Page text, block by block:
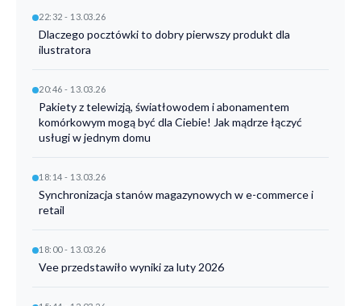
22:32 - 13.03.26
Dlaczego pocztówki to dobry pierwszy produkt dla
ilustratora
20:46 - 13.03.26
Pakiety z telewizją, światłowodem i abonamentem
komórkowym mogą być dla Ciebie! Jak mądrze łączyć
usługi w jednym domu
18:14 - 13.03.26
Synchronizacja stanów magazynowych w e-commerce i
retail
18:00 - 13.03.26
Vee przedstawiło wyniki za luty 2026